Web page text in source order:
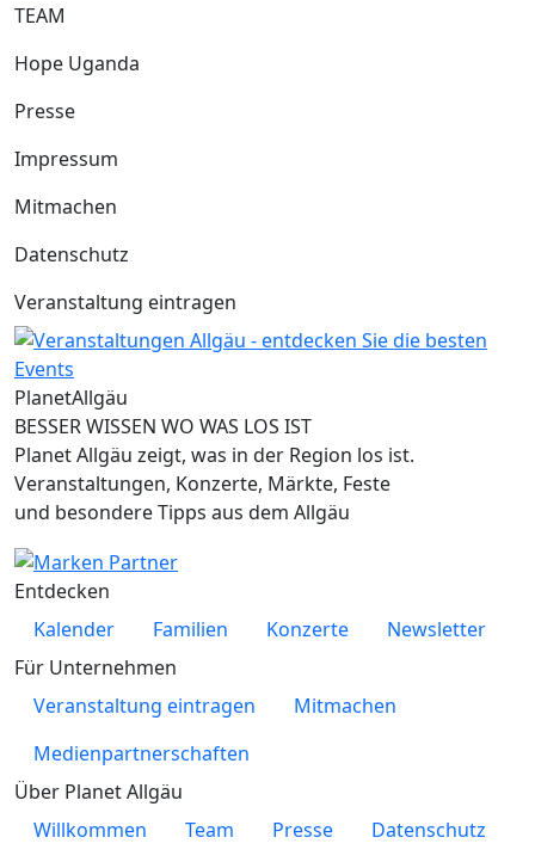
TEAM
Hope Uganda
Presse
Impressum
Mitmachen
Datenschutz
Veranstaltung eintragen
PlanetAllgäu
BESSER WISSEN WO WAS LOS IST
Planet Allgäu zeigt, was in der Region los ist.
Veranstaltungen, Konzerte, Märkte, Feste
und besondere Tipps aus dem Allgäu
Entdecken
Kalender
Familien Konzerte
Newsletter
Für Unternehmen
Veranstaltung eintragen
Mitmachen
Medienpartnerschaften
Über Planet Allgäu
Willkommen
Team Presse
Datenschutz